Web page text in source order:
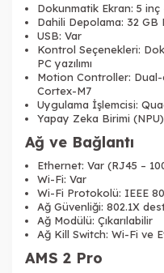
Dokunmatik Ekran: 5 inç
Dahili Depolama: 32 GB
USB: Var
Kontrol Seçenekleri:
PC yazılımı
Motion Controller:
Cortex-M7
Uygulama İşlemcisi:
Yapay Zeka Birimi
Ağ ve Bağlantı
Ethernet: Var (RJ45 –
Wi-Fi: Var
Wi-Fi Protokolü: IEEE
Ağ Güvenliği: 802.1X
Ağ Modülü: Çıkarılabilir
Ağ Kill Switch: Wi-Fi ve
AMS 2 Pro